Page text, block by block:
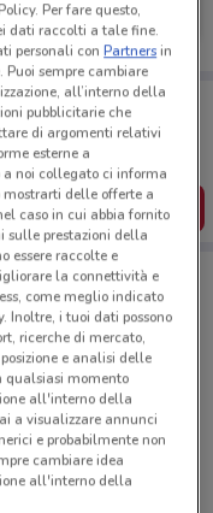
te!
negozi vicino a te,
risparmio, comodamente
L’APP
contributors
Per fare questo,
dati raccolti a tale fine.
personali conPartnersin
Puoi sempre cambiare
all’interno della
pubblicitarie che
di argomenti relativi
esterne a
a noi collegato ci informa
delle offerte a
caso in cui abbia fornito
sulle prestazioni della
essere raccolte e
la connettività e
come meglio indicato
Inoltre, i tuoi dati possono
ricerche di mercato,
e analisi delle
qualsiasi momento
all'interno della
a visualizzare annunci
e probabilmente non
cambiare idea
all'interno della